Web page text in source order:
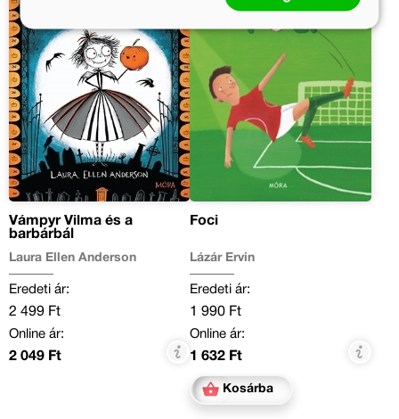
Vámpyr Vilma és a
barbárbál
Laura Ellen Anderson
Eredeti ár:
2 499 Ft
Online ár:
2 049 Ft
Foci
Lázár Ervin
Eredeti ár:
1 990 Ft
Online ár:
1 632 Ft
Kosárba